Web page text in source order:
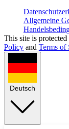
Allgemeine
This site is
Policy and Terms of
Deutsch